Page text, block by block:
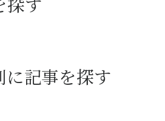
に記事を探す